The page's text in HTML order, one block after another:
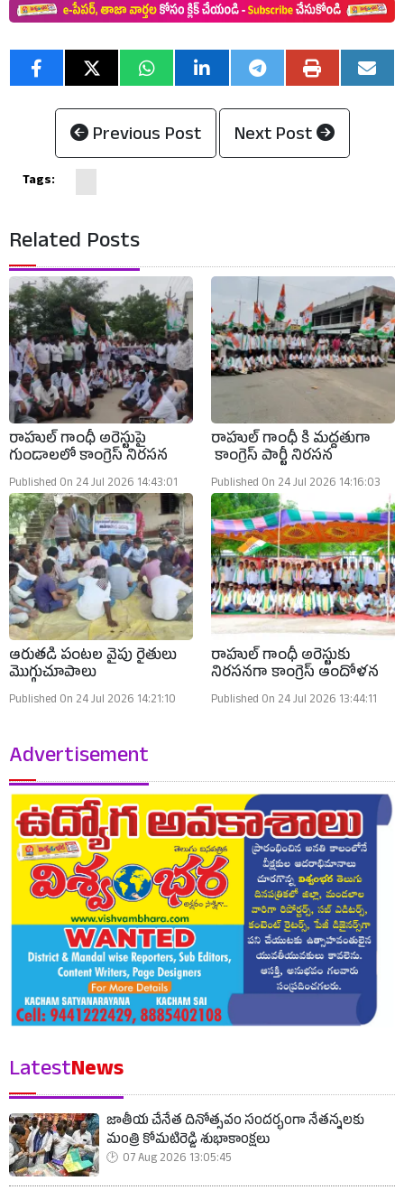
Previous Post Next Post
Tags:
Related Posts
రాహుల్ గాంధీ అరెస్టుపై
గుండాలలో కాంగ్రెస్ నిరసన
Published On 24 Jul 2026 14:43:01
రాహుల్ గాంధీ కి మద్దతుగా
కాంగ్రెస్ పార్టీ నిరసన
Published On 24 Jul 2026 14:16:03
ఆరుతడి పంటల వైపు రైతులు
మొగ్గుచూపాలు
Published On 24 Jul 2026 14:21:10
రాహుల్ గాంధీ అరెస్టుకు
నిరసనగా కాంగ్రెస్ ఆందోళన
Published On 24 Jul 2026 13:44:11
Advertisement
LatestNews
జాతీయ చేనేత దినోత్సవం సందర్భంగా నేతన్నలకు
మంత్రి కోమటిరెడ్డి శుభాకాంక్షలు
07 Aug 2026 13:05:45